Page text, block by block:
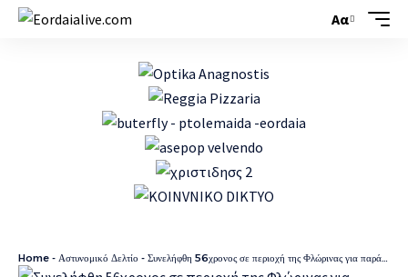
Αα
Home - Αστυνομικό Δελτίο - Συνελήφθη 56χρονος σε περιοχή της Φλώρινας για παράνομη μεταφορά αλλοδαπού